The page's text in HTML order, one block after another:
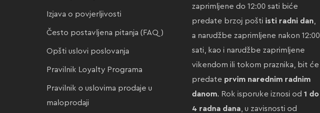
Izjava o povjerljivosti
Često postavljena pitanja (FAQ)
Opšti uslovi poslovanja
Pravilnik Loyalty Programa
Pravilnik o uslovima prodaje u
maloprodaji
zaprimljene do 12:00 sati biće
predate brzoj pošti isti radni dan,
a narudžbe zaprimljene nakon 12:00
sati, kao i narudžbe zaprimljene
vikendom ili tokom praznika, bit će
predate prvim narednim radnim
danom. Rok isporuke iznosi od 1 do
4 radna dana, u zavisnosti od